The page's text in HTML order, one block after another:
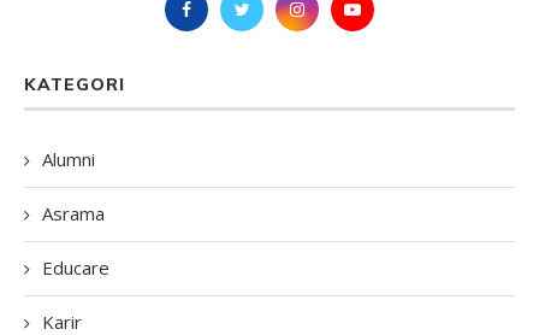
KATEGORI
Alumni
Asrama
Educare
Karir